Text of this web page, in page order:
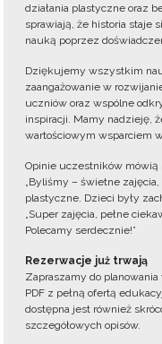
działania plastyczne oraz
sprawiają, że historia staje
nauką poprzez
Dziękujemy wszystkim
zaangażowanie w
uczniów oraz wspólne
inspiracji. Mamy nadzieję,
wartościowym wsparciem
Opinie uczestników mówią
„Byliśmy – świetne
plastyczne. Dzieci były
„Super zajęcia, pełne
Polecamy serdecznie!”
Rezerwacje już trwają
Zapraszamy do
PDF z pełną ofertą
dostępna jest również
szczegółowych opisów.